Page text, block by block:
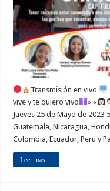
Transmisión en vivo
vive y te quiero vivo
» «
Jueves 25 de Mayo de 2023
Guatemala, Nicaragua,
Colombia, Ecuador, Perú y
Leer mas ...